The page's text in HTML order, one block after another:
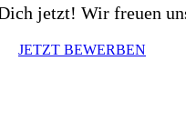
jetzt! Wir freuen
JETZT BEWERBEN